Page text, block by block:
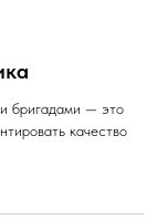
бригадами — это
качество